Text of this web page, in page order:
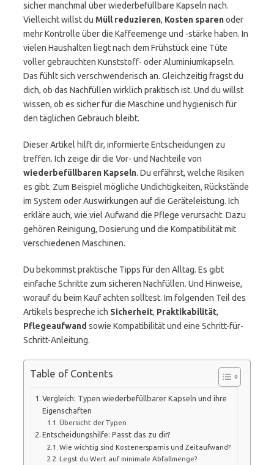
sicher manchmal über wiederbefüllbare Kapseln nach.
Vielleicht willst du Müll reduzieren, Kosten sparenoder
mehr Kontrolle über die Kaffeemenge und -stärke haben. In
vielen Haushalten liegt nach dem Frühstück eine Tüte
voller gebrauchten Kunststoff- oder Aluminiumkapseln.
Das fühlt sich verschwenderisch an. Gleichzeitig fragst du
dich, ob das Nachfüllen wirklich praktisch ist. Und du willst
wissen, ob es sicher für die Maschine und hygienisch für
den täglichen Gebrauch bleibt.
Dieser Artikel hilft dir, informierte Entscheidungen zu
treffen. Ich zeige dir die Vor- und Nachteile von
wiederbefüllbaren Kapseln. Du erfährst, welche Risiken
es gibt. Zum Beispiel mögliche Undichtigkeiten, Rückstände
im System oder Auswirkungen auf die Geräteleistung. Ich
erkläre auch, wie viel Aufwand die Pflege verursacht. Dazu
gehören Reinigung, Dosierung und die Kompatibilität mit
verschiedenen Maschinen.
Du bekommst praktische Tipps für den Alltag. Es gibt
einfache Schritte zum sicheren Nachfüllen. Und Hinweise,
worauf du beim Kauf achten solltest. Im folgenden Teil des
Artikels bespreche ich Sicherheit, Praktikabilität,
Pflegeaufwand sowie Kompatibilität und eine Schritt-für-
Schritt-Anleitung.
Table of Contents
Vergleich: Typen wiederbefüllbarer Kapseln und ihre
Eigenschaften
Übersicht der Typen
Entscheidungshilfe: Passt das zu dir?
Wie wichtig sind Kostenersparnis und Zeitaufwand?
Legst du Wert auf minimale Abfallmenge?